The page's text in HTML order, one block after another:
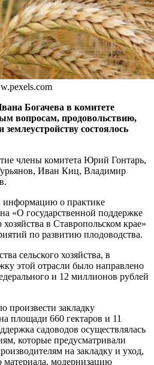
Богачева в комитете
вопросам, продовольствию,
состоялось
члены комитета Юрий Гонтарь,
Иван Киц, Владимир
информацию о практике
«О государственной поддержке
хозяйства в Ставропольском крае»
по развитию плодоводства.
сельского хозяйства, в
этой отрасли было направлено
и 12 миллионов рублей
произвести закладку
площади 660 гектаров и 11
садоводов осуществлялась
которые предусматривали
на закладку и уход,
модернизацию